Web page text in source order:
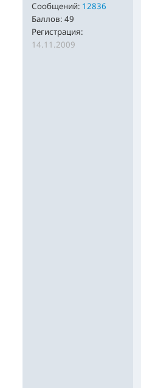
Сообщений: 12836
Баллов: 49
Регистрация:
14.11.2009